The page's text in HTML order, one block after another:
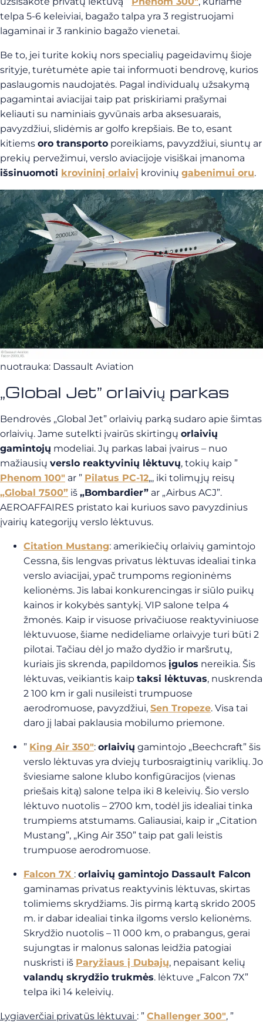
telpa 5-6 keleiviai, bagažo talpa yra 3 registruojami
lagaminai ir 3 rankinio bagažo vienetai.
Be to, jei turite kokių nors specialių pageidavimų šioje
srityje, turėtumėte apie tai informuoti bendrovę, kurios
paslaugomis naudojatės. Pagal individualų užsakymą
pagamintai aviacijai taip pat priskiriami prašymai
keliauti su naminiais gyvūnais arba aksesuarais,
pavyzdžiui, slidėmis ar golfo krepšiais. Be to, esant
kitiems oro transporto poreikiams, pavyzdžiui, siuntų ar
prekių pervežimui, verslo aviacijoje visiškai įmanoma
išsinuomoti krovininį orlaivį krovinių gabenimui oru.
nuotrauka: Dassault Aviation
„Global Jet” orlaivių parkas
Bendrovės „Global Jet” orlaivių parką sudaro apie šimtas
orlaivių. Jame sutelkti įvairūs skirtingų orlaivių
gamintojų modeliai. Jų parkas labai įvairus – nuo
mažiausių verslo reaktyvinių lėktuvų, tokių kaip ”
Phenom 100″ ar ” Pilatus PC-12„, iki tolimųjų reisų
„Global 7500” iš „Bombardier” ar „Airbus ACJ”.
AEROAFFAIRES pristato kai kuriuos savo pavyzdinius
įvairių kategorijų verslo lėktuvus.
Citation Mustang: amerikiečių orlaivių gamintojo
Cessna, šis lengvas privatus lėktuvas idealiai tinka
verslo aviacijai, ypač trumpoms regioninėms
kelionėms. Jis labai konkurencingas ir siūlo puikų
kainos ir kokybės santykį. VIP salone telpa 4
žmonės. Kaip ir visuose privačiuose reaktyviniuose
lėktuvuose, šiame nedideliame orlaivyje turi būti 2
pilotai. Tačiau dėl jo mažo dydžio ir maršrutų,
kuriais jis skrenda, papildomos įgulos nereikia. Šis
lėktuvas, veikiantis kaip taksi lėktuvas, nuskrenda
2 100 km ir gali nusileisti trumpuose
aerodromuose, pavyzdžiui, Sen Tropeze. Visa tai
daro jį labai paklausia mobilumo priemone.
” King Air 350″: orlaivių gamintojo „Beechcraft” šis
verslo lėktuvas yra dviejų turbosraigtinių variklių. Jo
šviesiame salone klubo konfigūracijos (vienas
priešais kitą) salone telpa iki 8 keleivių. Šio verslo
lėktuvo nuotolis – 2700 km, todėl jis idealiai tinka
trumpiems atstumams. Galiausiai, kaip ir „Citation
Mustang”, „King Air 350” taip pat gali leistis
trumpuose aerodromuose.
Falcon 7X : orlaivių gamintojo Dassault Falcon
gaminamas privatus reaktyvinis lėktuvas, skirtas
tolimiems skrydžiams. Jis pirmą kartą skrido 2005
m. ir dabar idealiai tinka ilgoms verslo kelionėms.
Skrydžio nuotolis – 11 000 km, o prabangus, gerai
sujungtas ir malonus salonas leidžia patogiai
nuskristi iš Paryžiaus į Dubajų, nepaisant kelių
valandų skrydžio trukmės. lėktuve „Falcon 7X”
telpa iki 14 keleivių.
Lygiaverčiai privatūs lėktuvai : ” Challenger 300″, ”